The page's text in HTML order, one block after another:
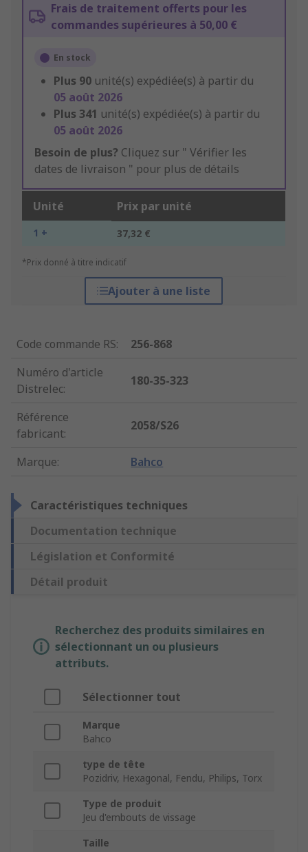
Frais de traitement offerts pour les
commandes supérieures à 50,00 €
En stock
Plus 90 unité(s) expédiée(s) à partir du
05 août 2026
Plus 341 unité(s) expédiée(s) à partir du
05 août 2026
Besoin de plus? Cliquez sur " Vérifier les
dates de livraison " pour plus de détails
Unité Prix par unité
1 + 37,32 €
*Prix donné à titre indicatif
Ajouter à une liste
Code commande RS:
256-868
Numéro d'article
Distrelec:
180-35-323
Référence
fabricant:
2058/S26
Marque: Bahco
Caractéristiques techniques
Documentation technique
Législation et Conformité
Détail produit
Recherchez des produits similaires en
sélectionnant un ou plusieurs
attributs.
Sélectionner tout
Marque
Bahco
type de tête
Pozidriv, Hexagonal, Fendu, Philips, Torx
Type de produit
Jeu d'embouts de vissage
Taille